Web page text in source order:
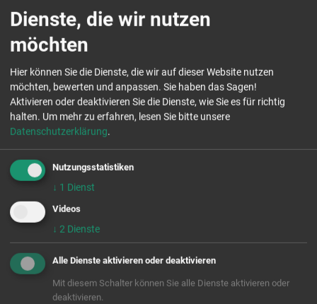
(kommunale) Räume und Technik“, „bessere juristische
Rahmenbedingungen bei Bedrohungen“ sowie „mehr
Miteinander der verschiedenen zivilgesellschaftlichen
Fazit
Die große Zahl an Teilnehmenden – wir hatten mit 80
geplant, 120 sind gekommen – sowie das
überwältigende Feedback unterstreichen deutlich die
Notwendigkeit, auch zukünftig Vernetzungs- und
Weiterbildungsmöglichkeiten wie diesen Fachtag
anzubieten. Zivilgesellschaftliche, kommunale und
Lösungen für die derzeitigen gesellschaftlichen
Konflikte zu suchen und konstruktive Beteiligungs- und
Dialogformate zu entwickeln. Wir wollen sie dabei
Dienste, die wir nutzen
möchten
Hier können Sie die Dienste, die wir auf dieser Website nutzen
möchten, bewerten und anpassen. Sie haben das Sagen!
Aktivieren oder deaktivieren Sie die Dienste, wie Sie es für richtig
halten. Um mehr zu erfahren, lesen Sie bitte unsere
Datenschutzerklärung.
Nutzungsstatistiken
↓ 1 Dienst
Videos
↓ 2 Dienste
Alle Dienste aktivieren oder deaktivieren
Mit diesem Schalter können Sie alle Dienste aktivieren oder
deaktivieren.